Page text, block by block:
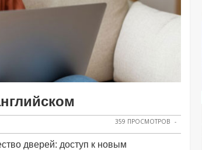
359 ПРОСМОТРОВ
дверей: доступ к новым